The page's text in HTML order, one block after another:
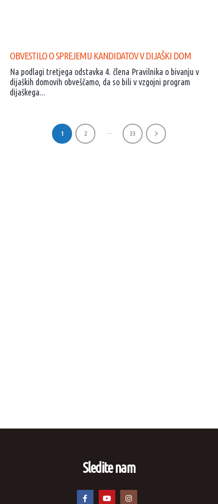
OBVESTILO O SPREJEMU KANDIDATOV V DIJAŠKI DOM
Na podlagi tretjega odstavka 4. člena Pravilnika o bivanju v
dijaških domovih obveščamo, da so bili v vzgojni program
dijaškega...
1 2 … 33
Sledite nam